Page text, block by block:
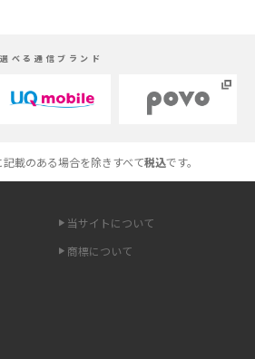
メリット・デメリット、おススメ機種を紹介
所持率やメリット・デメリットを詳しく紹介
制限とは？回避のコツや解除のタイミング・
選べる通信ブランド
載のある場合を除きすべて税込です。
当サイトについて
商標について